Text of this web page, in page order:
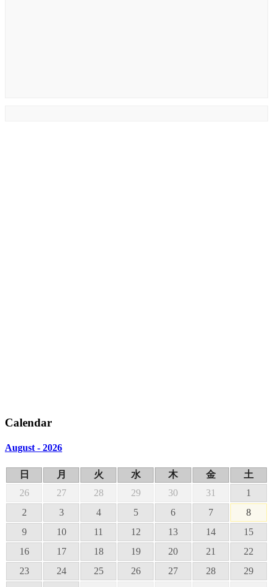
Calendar
August - 2026
日 月 火 水 木 金
土
26
27 28 29 30 31
1
2
3 4 5 6 7
8
9
10 11 12 13 14
15
16
17 18 19 20 21
22
23
24 25 26 27 28
29